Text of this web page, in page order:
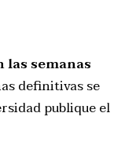
semanas
definitivas se
publique el